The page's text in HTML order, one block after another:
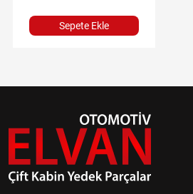
Sepete Ekle